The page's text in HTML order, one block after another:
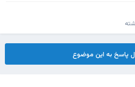
پاسخ به این موضوع